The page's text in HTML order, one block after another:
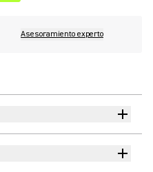
Asesoramiento experto